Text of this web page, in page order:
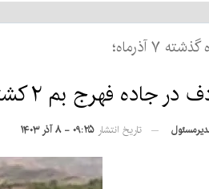
۷ آذرماه؛
فهرج بم ۲ کشته و ۴ مصدوم داشت
تاریخ انتشار ۰۹:۲۵ - ۸ آذر ۱۴۰۳